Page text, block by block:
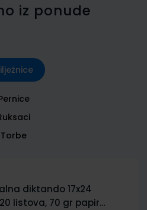
iz ponude
Torbe
diktando 17x24
listova, 70 gr papir